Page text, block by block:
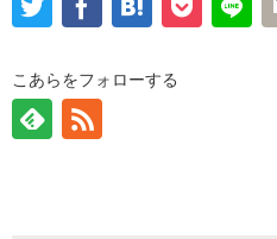
こあらをフォローする